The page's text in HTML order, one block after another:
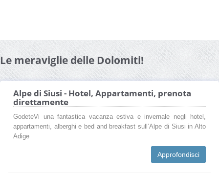
Le meraviglie delle Dolomiti!
Alpe di Siusi - Hotel, Appartamenti, prenota
direttamente
GodeteVi una fantastica vacanza estiva e invernale negli hotel,
appartamenti, alberghi e bed and breakfast sull’Alpe di Siusi in Alto
Adige
Approfondisci